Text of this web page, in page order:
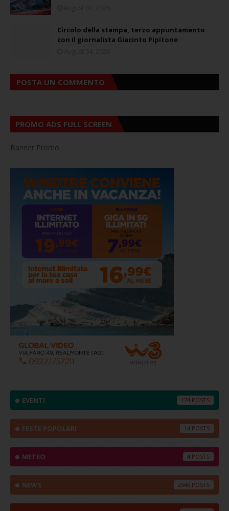
Circolo della stampa, terzo appuntamento
con il giornalista Giacinto Pipitone
POSTA UN COMMENTO
PROMO ADS FULL SCREEN
Banner Promo
EVENTI 174
FESTE POPOLARI 14
METEO 4
NEWS 2546